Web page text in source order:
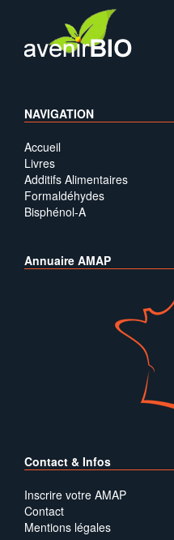
NAVIGATION
Accueil
Livres
Additifs Alimentaires
Formaldéhydes
Bisphénol-A
Annuaire AMAP
Contact & Infos
Inscrire votre AMAP
Contact
Mentions légales